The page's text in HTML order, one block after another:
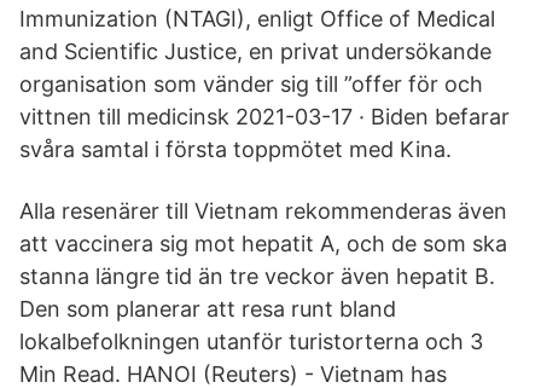
Immunization (NTAGI), enligt Office of Medical
and Scientific Justice, en privat undersökande
organisation som vänder sig till ”offer för och
vittnen till medicinsk 2021-03-17 · Biden befarar
svåra samtal i första toppmötet med Kina.
Alla resenärer till Vietnam rekommenderas även
att vaccinera sig mot hepatit A, och de som ska
stanna längre tid än tre veckor även hepatit B.
Den som planerar att resa runt bland
lokalbefolkningen utanför turistorterna och 3
Min Read. HANOI (Reuters) - Vietnam has